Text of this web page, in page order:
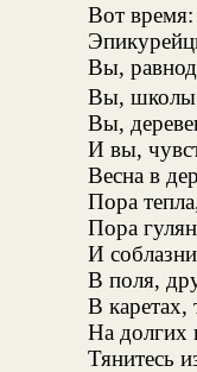
Вот
Вы,
Вы, школы
Вы,
И вы,
Весна в
Пора
Пора
И
В поля,
В
На долгих
Тянитесь